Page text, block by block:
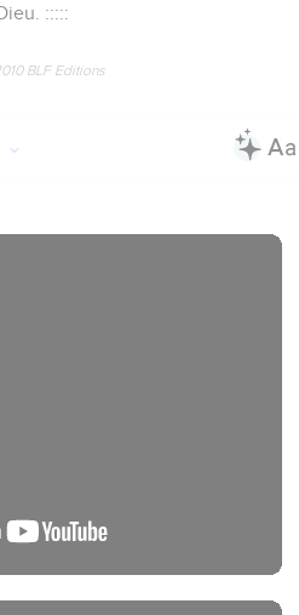
:::::
BLF Editions